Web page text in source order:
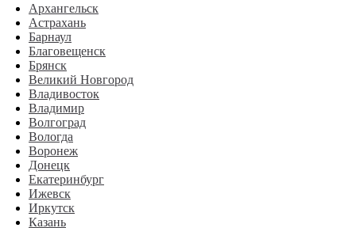
Архангельск
Астрахань
Барнаул
Благовещенск
Брянск
Великий Новгород
Владивосток
Владимир
Волгоград
Вологда
Воронеж
Донецк
Екатеринбург
Ижевск
Иркутск
Казань